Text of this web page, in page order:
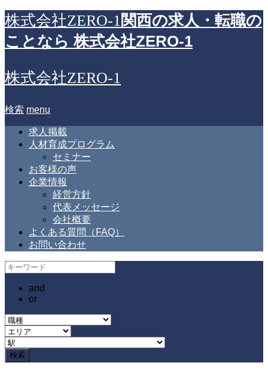
株式会社ZERO-1関西の求人・転職の
ことなら 株式会社ZERO-1
株式会社ZERO-1
検索 menu
求人掲載
人材育成プログラム
セミナー
お客様の声
企業情報
経営方針
代表メッセージ
会社概要
よくある質問（FAQ）
お問い合わせ
and
or